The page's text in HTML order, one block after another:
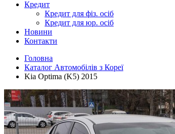
Кредит
Кредит для фіз. осіб
Кредит для юр. осіб
Новини
Контакти
Головна
Каталог Автомобілів з Кореї
Kia Optima (K5) 2015